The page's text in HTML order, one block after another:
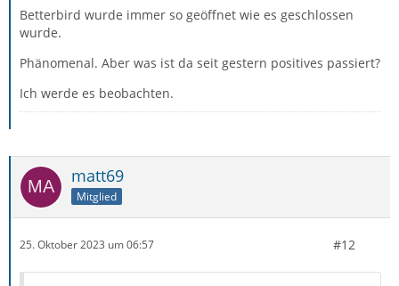
Betterbird wurde immer so geöffnet wie es geschlossen
wurde.
Phänomenal. Aber was ist da seit gestern positives passiert?
Ich werde es beobachten.
matt69
Mitglied
25. Oktober 2023 um 06:57 #12